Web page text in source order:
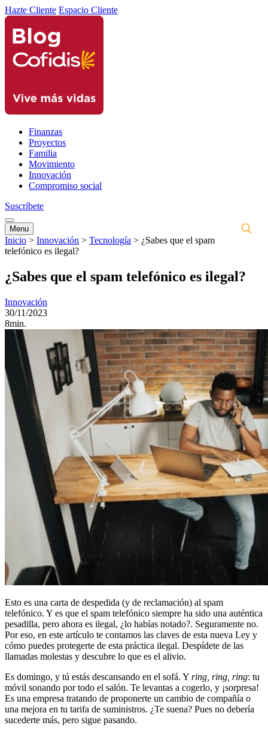
Hazte Cliente Espacio Cliente
Finanzas
Proyectos
Familia
Movimiento
Innovación
Compromiso social
Suscríbete
Menu
Inicio > Innovación > Tecnología > ¿Sabes que el spam
telefónico es ilegal?
¿Sabes que el spam telefónico es ilegal?
Innovación
30/11/2023
8min.
Esto es una carta de despedida (y de reclamación) al spam
telefónico. Y es que el spam telefónico siempre ha sido una auténtica
pesadilla, pero ahora es ilegal, ¿lo habías notado?. Seguramente no.
Por eso, en este artículo te contamos las claves de esta nueva Ley y
cómo puedes protegerte de esta práctica ilegal. Despídete de las
llamadas molestas y descubre lo que es el alivio.
Es domingo, y tú estás descansando en el sofá. Y ring, ring, ring: tu
móvil sonando por todo el salón. Te levantas a cogerlo, y ¡sorpresa!
Es una empresa tratando de proponerte un cambio de compañía o
una mejora en tu tarifa de suministros. ¿Te suena? Pues no debería
sucederte más, pero sigue pasando.